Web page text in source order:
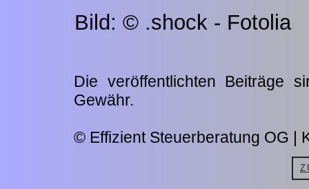
Bild: © .shock - Fotolia
Die veröffentlichten Beiträge
Gewähr.
© Effizient Steuerberatung OG |